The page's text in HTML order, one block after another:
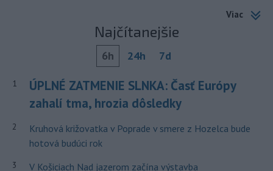
Viac
Najčítanejšie
6h 24h 7d
1
ÚPLNÉ ZATMENIE SLNKA: Časť Európy
zahalí tma, hrozia dôsledky
2
Kruhová križovatka v Poprade v smere z Hozelca bude
hotová budúci rok
3
V Košiciach Nad jazerom začína výstavba